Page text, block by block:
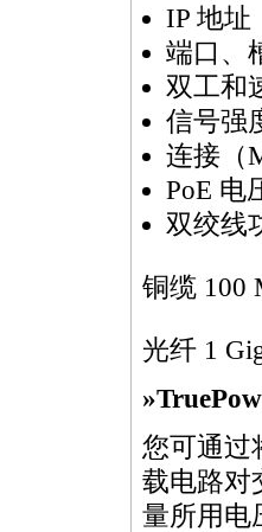
IP 地址
端口、
双工和
信号强
连接（
PoE 电
双绞线
铜缆 100
光纤 1
您可通过
载电路对
量所用电